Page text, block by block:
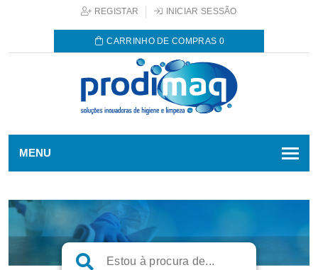
REGISTAR INICIAR SESSÃO
CARRINHO DE COMPRAS 0
MENU